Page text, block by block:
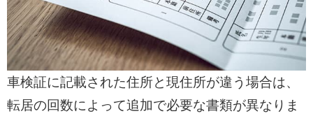
車検証に記載された住所と現住所が違う場合は、
転居の回数によって追加で必要な書類が異なりま